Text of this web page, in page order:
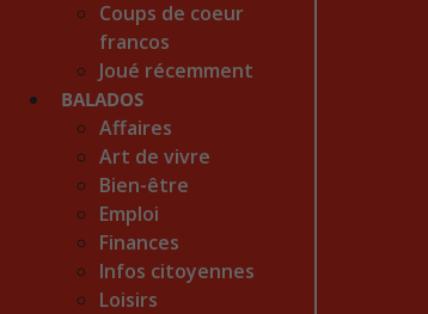
Coups de coeur
francos
Joué récemment
BALADOS
Affaires
Art de vivre
Bien-être
Emploi
Finances
Infos citoyennes
Loisirs